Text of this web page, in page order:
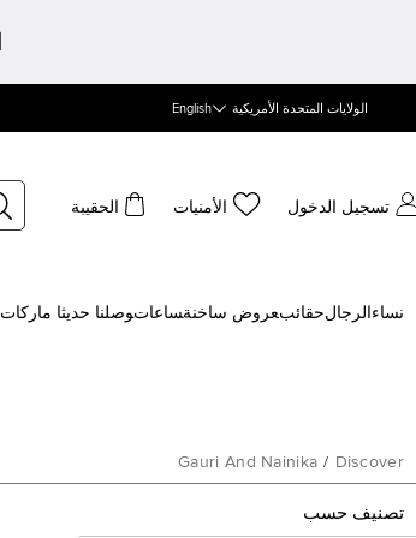
الولايات المتحدة الأمريكية English
تسجيل الدخول الأمنيات الحقيبة
نساء الرجالحقائب‍عروض ساخنة‍ساعات‍وصلنا حديثا ‍ ماركات
Discover
/
Gauri And Nainika
تصنيف حسب